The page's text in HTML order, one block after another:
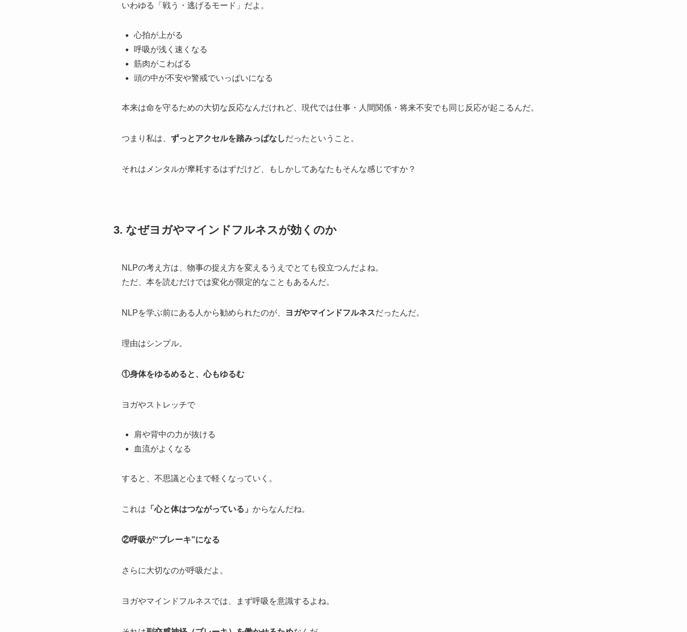
いわゆる「戦う・逃げるモード」だよ。
心拍が上がる
呼吸が浅く速くなる
筋肉がこわばる
頭の中が不安や警戒でいっぱいになる
本来は命を守るための大切な反応なんだけれど、現代では仕事・人間関係・将来不安でも同じ反応が起こるんだ。
つまり私は、 ずっとアクセルを踏みっぱなしだったということ。
それはメンタルが摩耗するはずだけど、もしかしてあなたもそんな感じですか？
3. なぜヨガやマインドフルネスが効くのか
NLPの考え方は、物事の捉え方を変えるうえでとても役立つんだよね。
ただ、本を読むだけでは変化が限定的なこともあるんだ。
NLPを学ぶ前にある人から勧められたのが、 ヨガやマインドフルネスだったんだ。
理由はシンプル。
①身体をゆるめると、心もゆるむ
ヨガやストレッチで
肩や背中の力が抜ける
血流がよくなる
すると、不思議と心まで軽くなっていく。
これは 「心と体はつながっている」 からなんだね。
②呼吸が“ブレーキ”になる
さらに大切なのが呼吸だよ。
ヨガやマインドフルネスでは、まず呼吸を意識するよね。